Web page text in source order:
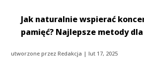
Jak naturalnie wspierać
pamięć? Najlepsze metody
utworzone przezRedakcja |lut 17, 2025